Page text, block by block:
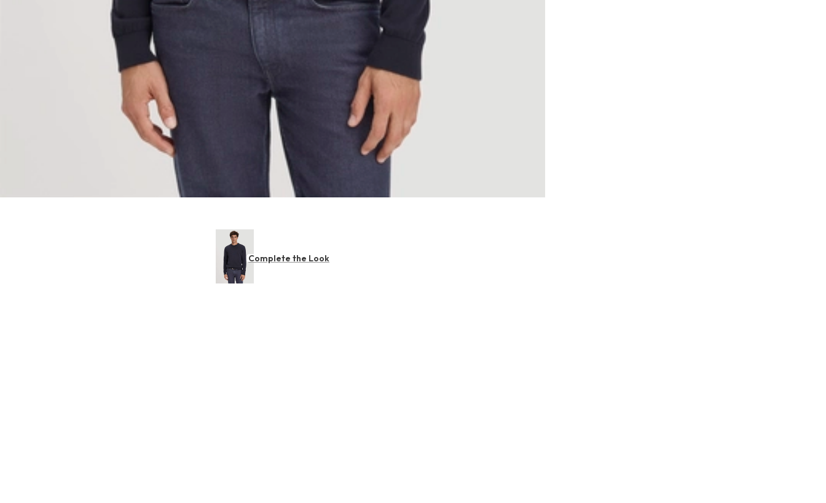
Complete the Look